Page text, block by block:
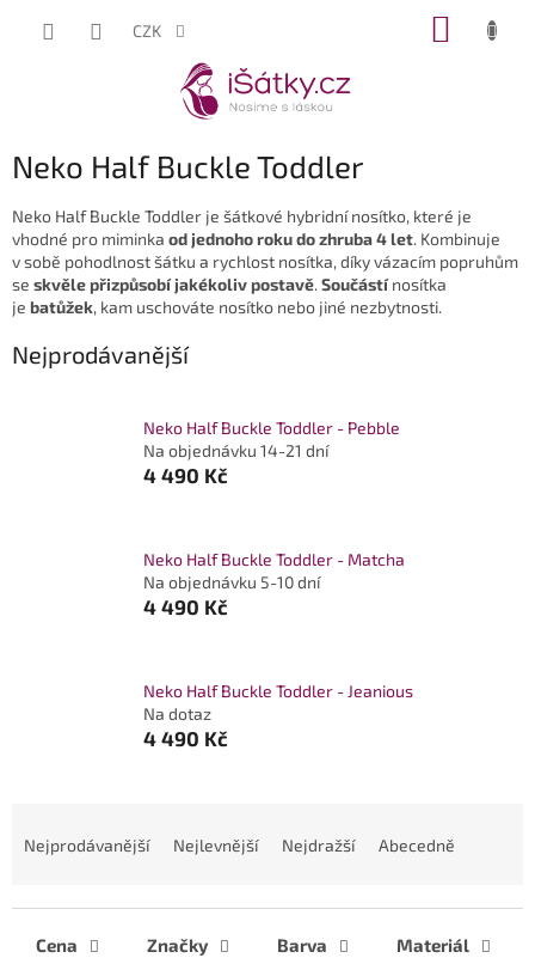
CZK
Neko Half Buckle Toddler
Neko Half Buckle Toddler je šátkové hybridní nosítko, které je
vhodné pro miminka od jednoho roku do zhruba 4 let. Kombinuje
v sobě pohodlnost šátku a rychlost nosítka, díky vázacím popruhům
se skvěle přizpůsobí jakékoliv postavě. Součástínosítka
je batůžek, kam uschováte nosítko nebo jiné nezbytnosti.
Nejprodávanější
Neko Half Buckle Toddler - Pebble
Na objednávku 14-21 dní
4 490 Kč
Neko Half Buckle Toddler - Matcha
Na objednávku 5-10 dní
4 490 Kč
Neko Half Buckle Toddler - Jeanious
Na dotaz
4 490 Kč
Nejprodávanější Nejlevnější Nejdražší Abecedně
Cena Značky Barva Materiál